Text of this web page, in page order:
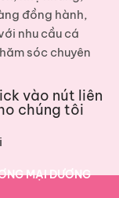
đồng hành,
nhu cầu cá
sóc chuyên
vào nút liên
chúng tôi
MẠI DƯƠNG